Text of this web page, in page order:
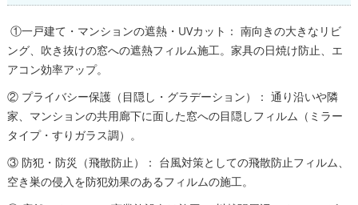
①一戸建て・マンションの遮熱・UVカット： 南向きの大きなリビ
ング、吹き抜けの窓への遮熱フィルム施工。家具の日焼け防止、エ
アコン効率アップ。
② プライバシー保護（目隠し・グラデーション）： 通り沿いや隣
家、マンションの共用廊下に面した窓への目隠しフィルム（ミラー
タイプ・すりガラス調）。
③ 防犯・防災（飛散防止）： 台風対策としての飛散防止フィルム、
空き巣の侵入を防犯効果のあるフィルムの施工。